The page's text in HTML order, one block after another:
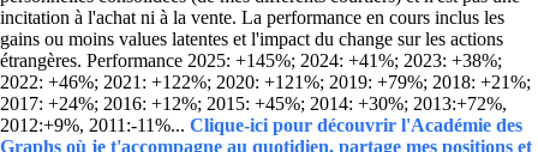
incitation à l'achat ni à la vente. La performance en cours inclus les
gains ou moins values latentes et l'impact du change sur les actions
étrangères. Performance 2025: +145%; 2024: +41%; 2023: +38%;
2022: +46%; 2021: +122%; 2020: +121%; 2019: +79%; 2018: +21%;
2017: +24%; 2016: +12%; 2015: +45%; 2014: +30%; 2013:+72%,
2012:+9%, 2011:-11%... Clique-ici pour découvrir l'Académie des
Graphs où je t'accompagne au quotidien, partage mes positions et